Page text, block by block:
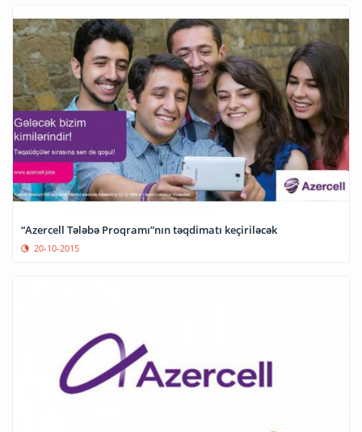
“Azercell Tələbə Proqramı”nın təqdimatı keçiriləcək
20-10-2015